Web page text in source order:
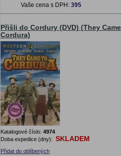
Vaše cena s DPH: 395
Přišli do Cordury (DVD) (They
Cordura)
Katalogové číslo: 4974
Doba expedice (dny): SKLADEM
Přidat do oblíbených